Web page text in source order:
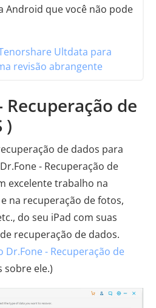
Android que você não pode
Ultdata para
revisão abrangente
Recuperação de
)
de dados para
- Recuperação de
excelente trabalho na
na recuperação de fotos,
do seu iPad com suas
recuperação de dados.
Dr.Fone - Recuperação de
sobre ele.)